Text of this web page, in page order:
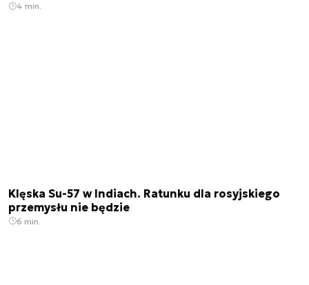
4 min.
Klęska Su-57 w Indiach. Ratunku dla rosyjskiego
przemysłu nie będzie
6 min.